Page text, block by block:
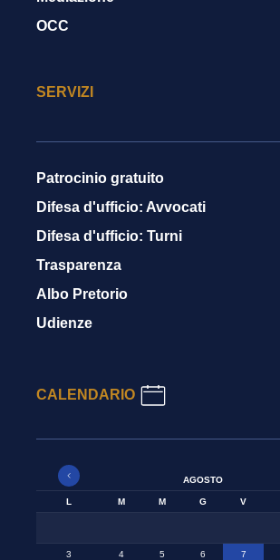
OCC
SERVIZI
Patrocinio gratuito
Difesa d'ufficio: Avvocati
Difesa d'ufficio: Turni
Trasparenza
Albo Pretorio
Udienze
CALENDARIO
AGOSTO
L M M G V
3 4 5 6 7